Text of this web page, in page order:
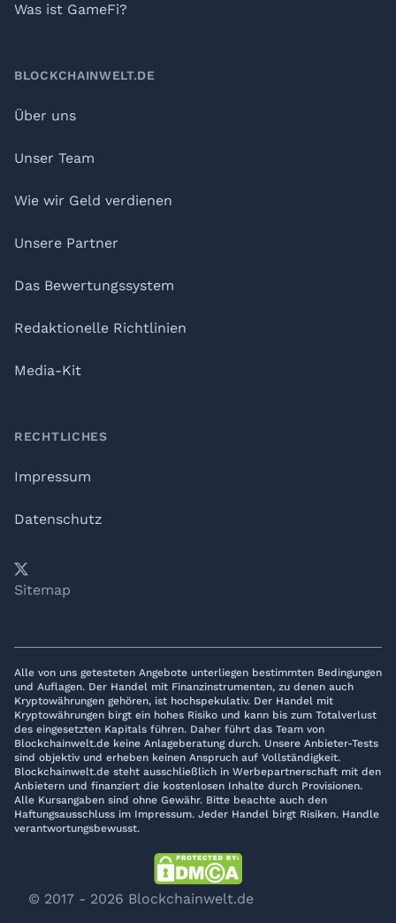
Was ist GameFi?
BLOCKCHAINWELT.DE
Über uns
Unser Team
Wie wir Geld verdienen
Unsere Partner
Das Bewertungssystem
Redaktionelle Richtlinien
Media-Kit
RECHTLICHES
Impressum
Datenschutz
YouTube
𝕏LinkedIn
Telegram
Sitemap
Alle von uns getesteten Angebote unterliegen bestimmten Bedingungen
und Auflagen. Der Handel mit Finanzinstrumenten, zu denen auch
Kryptowährungen gehören, ist hochspekulativ. Der Handel mit
Kryptowährungen birgt ein hohes Risiko und kann bis zum Totalverlust
des eingesetzten Kapitals führen. Daher führt das Team von
Blockchainwelt.de keine Anlageberatung durch. Unsere Anbieter-Tests
sind objektiv und erheben keinen Anspruch auf Vollständigkeit.
Blockchainwelt.de steht ausschließlich in Werbepartnerschaft mit den
Anbietern und finanziert die kostenlosen Inhalte durch Provisionen.
Alle Kursangaben sind ohne Gewähr. Bitte beachte auch den
Haftungsausschluss im Impressum. Jeder Handel birgt Risiken. Handle
verantwortungsbewusst.
© 2017 - 2026 Blockchainwelt.de